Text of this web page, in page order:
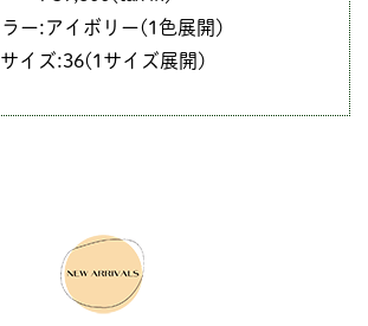
ラー:アイボリー(1色展開)
サイズ:36(1サイズ展開)